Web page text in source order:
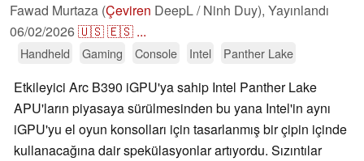
Fawad Murtaza (Çeviren DeepL / Ninh Duy), Yayınlandı
06/02/2026🇺🇸🇪🇸 ...
Handheld Gaming Console Intel Panther Lake
Etkileyici Arc B390 iGPU'ya sahip Intel Panther Lake
APU'ların piyasaya sürülmesinden bu yana Intel'in aynı
iGPU'yu el oyun konsolları için tasarlanmış bir çipin içinde
kullanacağına dair spekülasyonlar artıyordu. Sızıntılar